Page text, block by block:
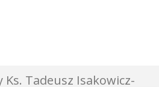
Tadeusz Isakowicz-